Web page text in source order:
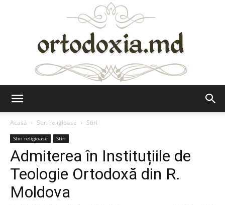
Acasă
Stiri religioase Stiri
Stiri religioase Stiri
Admiterea în Instituțiile de
Teologie Ortodoxă din R.
Moldova